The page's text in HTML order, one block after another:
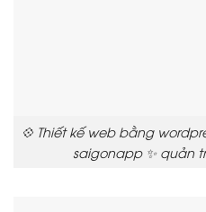
💠 Thiết kế web bằng
saigonapp ✨ quản